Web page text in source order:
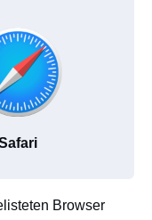
Browser